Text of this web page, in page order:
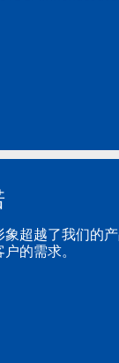
象超越了我们的
的需求。